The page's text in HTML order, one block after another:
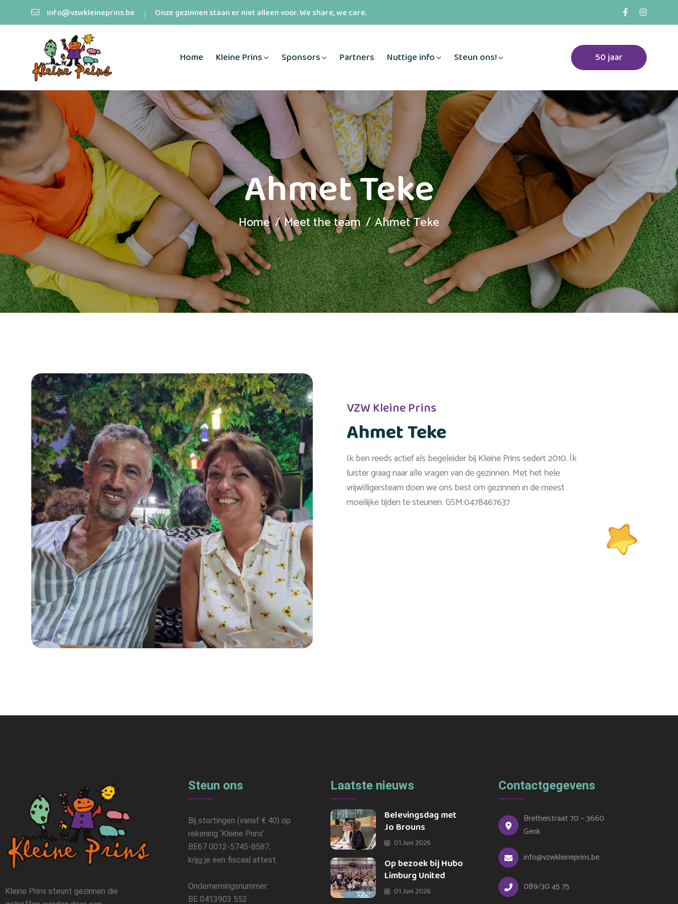
info@vzwkleineprins.be Onze gezinnen staan er niet alleen voor. We share, we care.
Home Kleine Prins Sponsors Partners Nuttige info Steun ons! 50 jaar
Ahmet Teke
Home Meet the team Ahmet Teke
VZW Kleine Prins
Ahmet Teke
Ik ben reeds actief als begeleider bij Kleine Prins sedert 2010. İk
luister graag naar alle vragen van de gezinnen. Met het hele
vrijwilligersteam doen we ons best om gezinnen ın de meest
moeilijke tijden te steunen. GSM:0478467637
Kleine Prins steunt gezinnen die
Steun ons
Bij stortingen (vanaf € 40) op
rekening ‘Kleine Prins’
BE67 0012-5745-8587,
krijg je een fiscaal attest.
Ondernemingsnummer:
BE 0413903 552
Laatste nieuws
Belevingsdag met
Jo Brouns
01 Juni 2026
Op bezoek bij Hubo
Limburg United
01 Juni 2026
Contactgegevens
Bretheistraat 70 – 3660
Genk
info@vzwkleineprins.be
089/30 45 75